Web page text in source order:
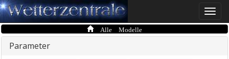
Toggle
Alle Modelle
Parameter